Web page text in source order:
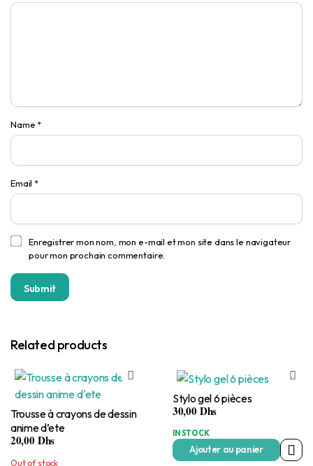
Name *
Email *
Enregistrer mon nom, mon e-mail et mon site dans le navigateur
pour mon prochain commentaire.
Related products
Trousse à crayons de dessin
anime d’ete
20,00Dhs
Out of stock
Stylo gel 6 pièces
30,00Dhs
IN STOCK
Ajouter au panier